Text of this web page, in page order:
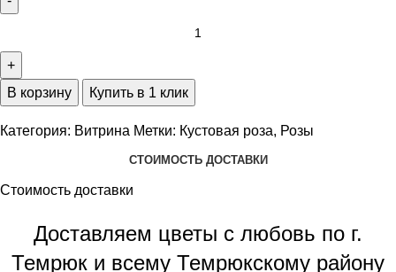
В корзину Купить в 1 клик
Категория: Витрина Метки: Кустовая роза, Розы
СТОИМОСТЬ ДОСТАВКИ
Стоимость доставки
Доставляем цветы с любовь по г.
Темрюк и всему Темрюкскому району